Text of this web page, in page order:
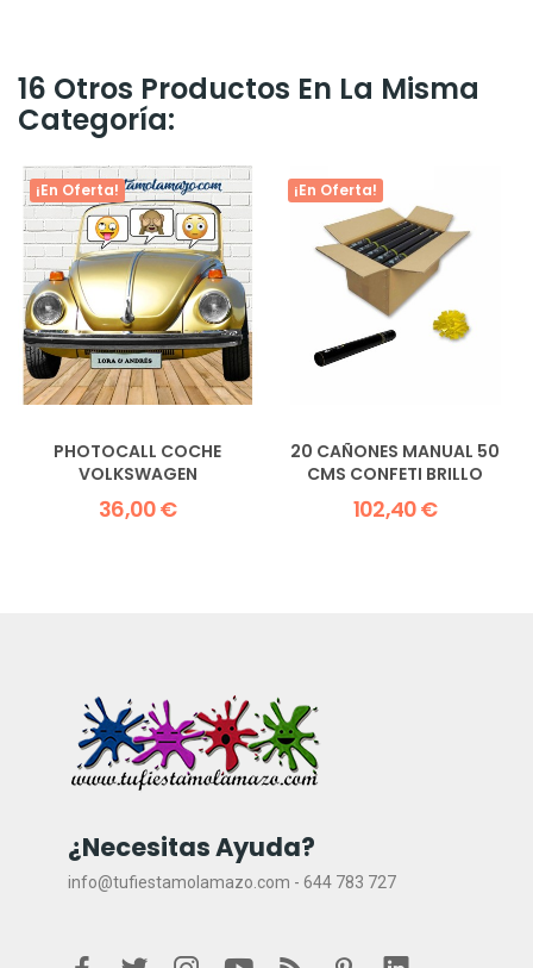
16 Otros Productos En La Misma
Categoría:
¡En Oferta!
PHOTOCALL COCHE
VOLKSWAGEN
36,00 €
¡En Oferta!
20 CAÑONES MANUAL 50
CMS CONFETI BRILLO
102,40 €
¿Necesitas Ayuda?
info@tufiestamolamazo.com - 644 783 727